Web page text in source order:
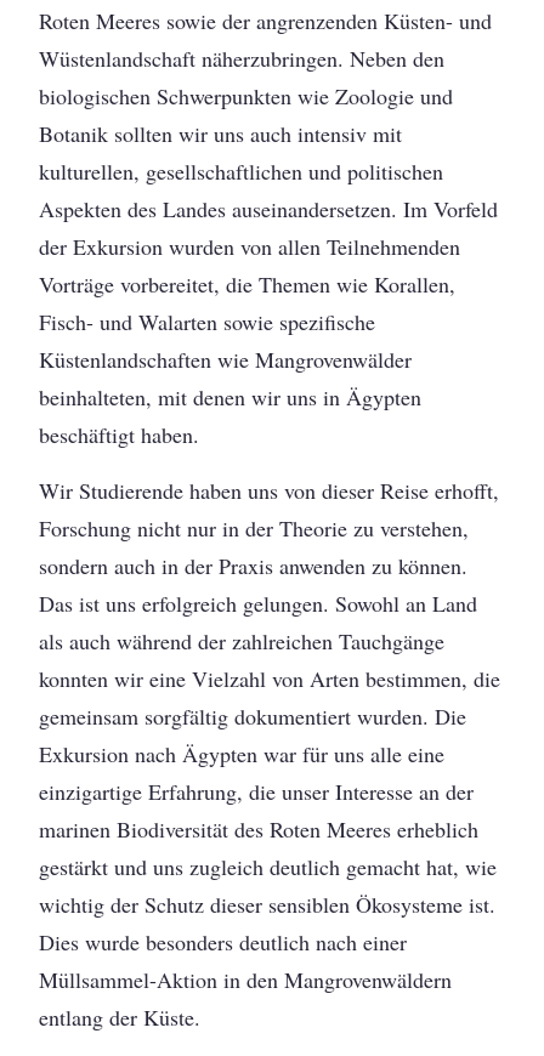
Roten Meeres sowie der angrenzenden Küsten- und
Wüstenlandschaft näherzubringen. Neben den
biologischen Schwerpunkten wie Zoologie und
Botanik sollten wir uns auch intensiv mit
kulturellen, gesellschaftlichen und politischen
Aspekten des Landes auseinandersetzen. Im Vorfeld
der Exkursion wurden von allen Teilnehmenden
Vorträge vorbereitet, die Themen wie Korallen,
Fisch- und Walarten sowie spezifische
Küstenlandschaften wie Mangrovenwälder
beinhalteten, mit denen wir uns in Ägypten
beschäftigt haben.
Wir Studierende haben uns von dieser Reise erhofft,
Forschung nicht nur in der Theorie zu verstehen,
sondern auch in der Praxis anwenden zu können.
Das ist uns erfolgreich gelungen. Sowohl an Land
als auch während der zahlreichen Tauchgänge
konnten wir eine Vielzahl von Arten bestimmen, die
gemeinsam sorgfältig dokumentiert wurden. Die
Exkursion nach Ägypten war für uns alle eine
einzigartige Erfahrung, die unser Interesse an der
marinen Biodiversität des Roten Meeres erheblich
gestärkt und uns zugleich deutlich gemacht hat, wie
wichtig der Schutz dieser sensiblen Ökosysteme ist.
Dies wurde besonders deutlich nach einer
Müllsammel-Aktion in den Mangrovenwäldern
entlang der Küste.